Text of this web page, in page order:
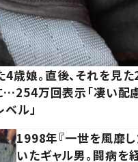
4歳娘。直後、それを見
万回表示「凄い配慮
ル」
1998年『一世を風靡し
いたギャル男。闘病を